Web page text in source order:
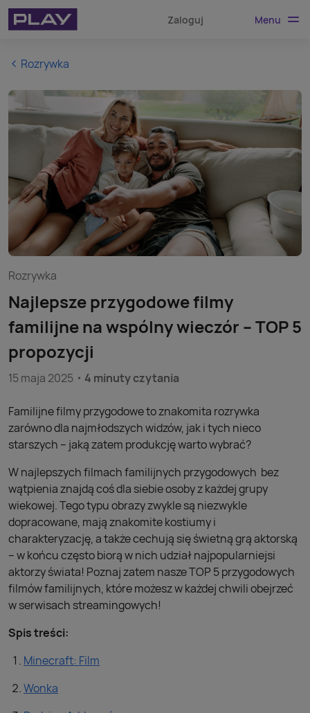
Zaloguj Menu
Rozrywka
Rozrywka
Najlepsze przygodowe filmy
familijne na wspólny wieczór – TOP 5
propozycji
15 maja 2025 4 minuty czytania
Familijne filmy przygodowe to znakomita rozrywka
zarówno dla najmłodszych widzów, jak i tych nieco
starszych – jaką zatem produkcję warto wybrać?
W najlepszych filmach familijnych przygodowych bez
wątpienia znajdą coś dla siebie osoby z każdej grupy
wiekowej. Tego typu obrazy zwykle są niezwykle
dopracowane, mają znakomite kostiumy i
charakteryzację, a także cechują się świetną grą aktorską
– w końcu często biorą w nich udział najpopularniejsi
aktorzy świata! Poznaj zatem nasze TOP 5 przygodowych
filmów familijnych, które możesz w każdej chwili obejrzeć
w serwisach streamingowych!
Spis treści:
Minecraft: Film
Wonka